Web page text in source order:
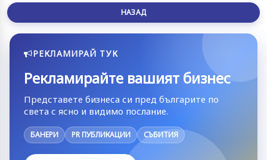
НАЗАД
РЕКЛАМИРАЙ ТУК
Рекламирайте вашият бизнес
Представете бизнеса си пред българите по
света с ясно и видимо послание.
БАНЕРИ PR ПУБЛИКАЦИИ СЪБИТИЯ